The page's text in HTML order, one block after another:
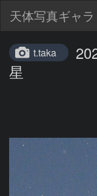
天体写真ギャ
t.taka
星